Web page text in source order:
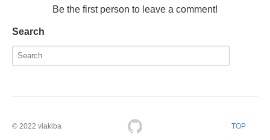
Be the first person to leave a comment!
Search
© 2022 viakiba TOP